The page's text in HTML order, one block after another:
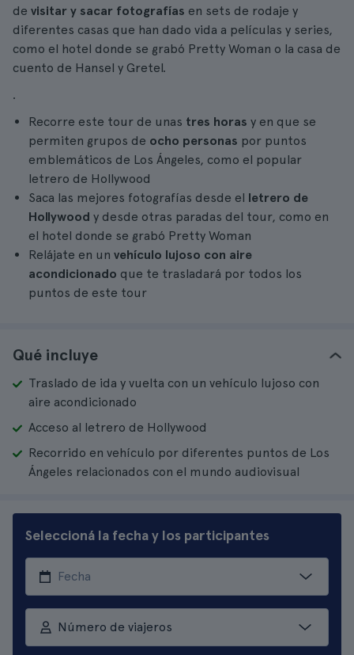
de visitar y sacar fotografías en sets de rodaje y
diferentes casas que han dado vida a películas y series,
como el hotel donde se grabó Pretty Woman o la casa de
cuento de Hansel y Gretel.
.
Recorre este tour de unas tres horas y en que se
permiten grupos de ocho personas por puntos
emblemáticos de Los Ángeles, como el popular
letrero de Hollywood
Saca las mejores fotografías desde el letrero de
Hollywood y desde otras paradas del tour, como en
el hotel donde se grabó Pretty Woman
Relájate en un vehículo lujoso con aire
acondicionado que te trasladará por todos los
puntos de este tour
Qué incluye
Traslado de ida y vuelta con un vehículo lujoso con
aire acondicionado
Acceso al letrero de Hollywood
Recorrido en vehículo por diferentes puntos de Los
Ángeles relacionados con el mundo audiovisual
Seleccioná la fecha y los participantes
Número de viajeros